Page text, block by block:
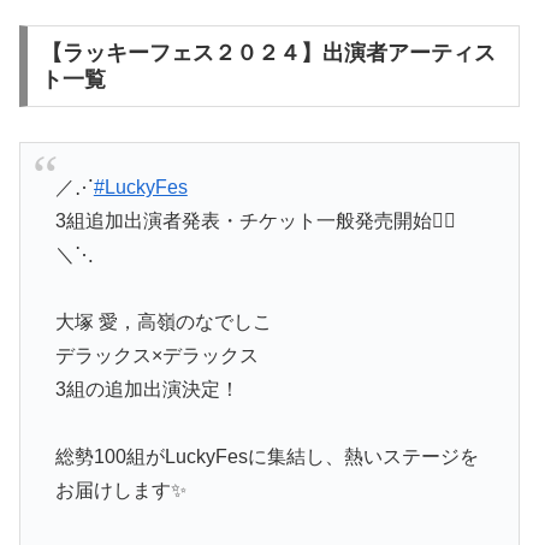
【ラッキーフェス２０２４】出演者アーティス
ト一覧
／⋰#LuckyFes
3組追加出演者発表・チケット一般発売開始❤️‍🔥
＼⋱
大塚 愛，高嶺のなでしこ
デラックス×デラックス
3組の追加出演決定！
総勢100組がLuckyFesに集結し、熱いステージを
お届けします✨